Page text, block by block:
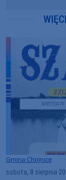
Gmina Chojnice
sobota, 8 sierpnia